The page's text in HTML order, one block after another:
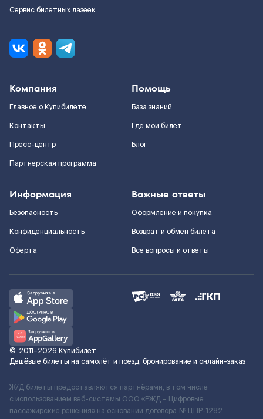
Сервис билетных лазеек
Компания
Главное о Купибилете
Контакты
Пресс-центр
Партнерская программа
Помощь
База знаний
Где мой билет
Блог
Информация
Безопасность
Конфиденциальность
Оферта
Важные ответы
Оформление и покупка
Возврат и обмен билета
Все вопросы и ответы
© 2011–2026 Купибилет
Дешёвые билеты на самолёт и поезд, бронирование и онлайн-заказ
Ж/Д билеты предоставляются партнёрами, в том числе
с использованием веб-системы ООО «РЖД – Цифровые
пассажирские решения» на основании договора № ЦПР-1282